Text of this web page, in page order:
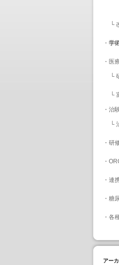
研
└
・ 学
・ 医
└
└
・ 治
└
・ 研
・
・ 連
・ 糖
・ 各
アー